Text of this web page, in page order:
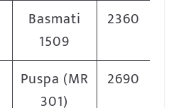
Basmati
1509
2360
Puspa (MR
301)
2690